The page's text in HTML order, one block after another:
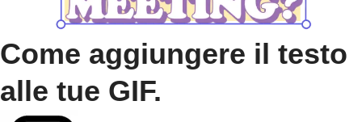
Come aggiungere il testo
alle tue GIF.